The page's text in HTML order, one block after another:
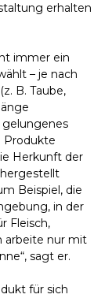
erhalten
immer ein
– je nach
B. Taube,
Produkte
Herkunft der
Beispiel, die
in der
Fleisch,
arbeite nur mit
sagt er.
für sich